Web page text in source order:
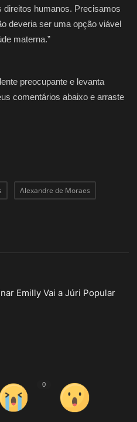
humanos. Precisamos
deveria ser uma opção viável
materna.”
preocupante e levanta
comentários abaixo e arraste
Alexandre de Moraes
Emilly Vai a Júri Popular
0